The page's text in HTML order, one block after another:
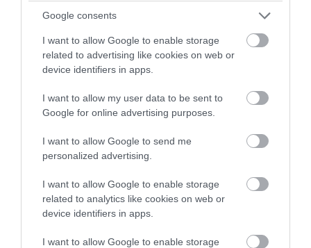
Google consents
I want to allow Google to enable storage
related to advertising like cookies on web or
device identifiers in apps.
I want to allow my user data to be sent to
Google for online advertising purposes.
I want to allow Google to send me
personalized advertising.
I want to allow Google to enable storage
related to analytics like cookies on web or
device identifiers in apps.
I want to allow Google to enable storage
Τι συμβαίνει πραγματικά όταν
κινητό μας;
03.08.2026 | 19:04